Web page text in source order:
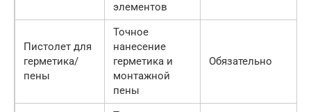
элементов
Пистолет для
герметика/
пены
Точное
нанесение
герметика и
монтажной
пены
Обязательно